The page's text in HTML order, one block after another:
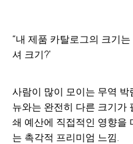
“내 제품 카탈로그의 크기
셔 크기?'
사람이 많이 모이는 무역
뉴와는 완전히 다른 크기가
쇄 예산에 직접적인 영향을
는 촉각적 프리미엄 느낌.